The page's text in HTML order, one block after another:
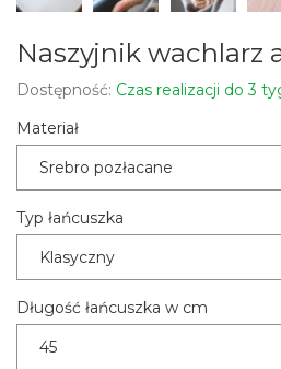
Naszyjnik wachlarz
Dostępność: Czas realizacji do 3
Materiał
Srebro pozłacane
Typ łańcuszka
Klasyczny
Długość łańcuszka w cm
45